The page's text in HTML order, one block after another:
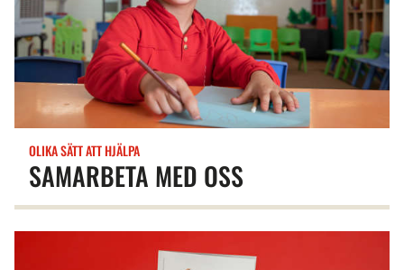
SAMARBETA MED OSS
OLIKA SÄTT ATT HJÄLPA